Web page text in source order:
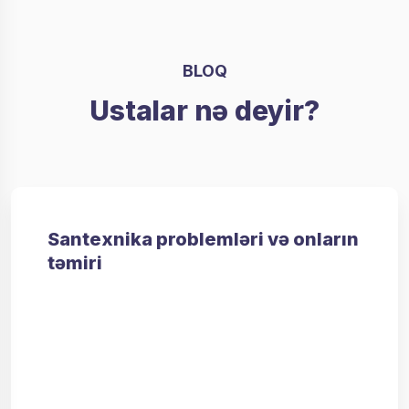
BLOQ
Ustalar nə deyir?
Santexnika problemləri və onların
təmiri